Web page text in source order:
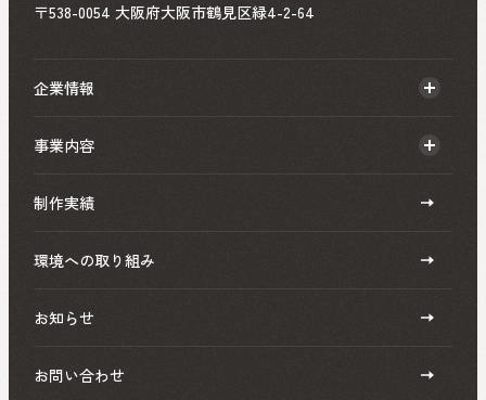
〒538-0054 大阪府大阪市鶴見区緑4-2-64
企業情報
事業内容
制作実績
環境への取り組み
お知らせ
お問い合わせ